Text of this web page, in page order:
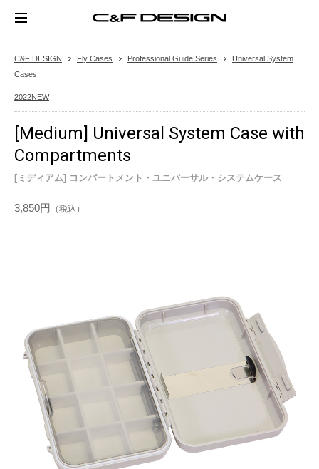
C&F DESIGN Fly Cases Professional Guide Series
Universal System
Cases
2022NEW
[Medium] Universal System Case with
Compartments
[ミディアム] コンパートメント・ユニバーサル・システムケース
3,850円 （税込）